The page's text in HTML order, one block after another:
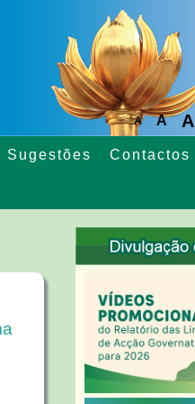
A A A
Sugestões Contactos